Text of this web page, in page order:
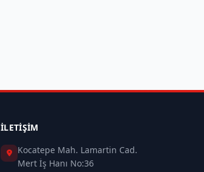
İLETIŞIM
Kocatepe Mah. Lamartin Cad.
Mert İş Hanı No:36